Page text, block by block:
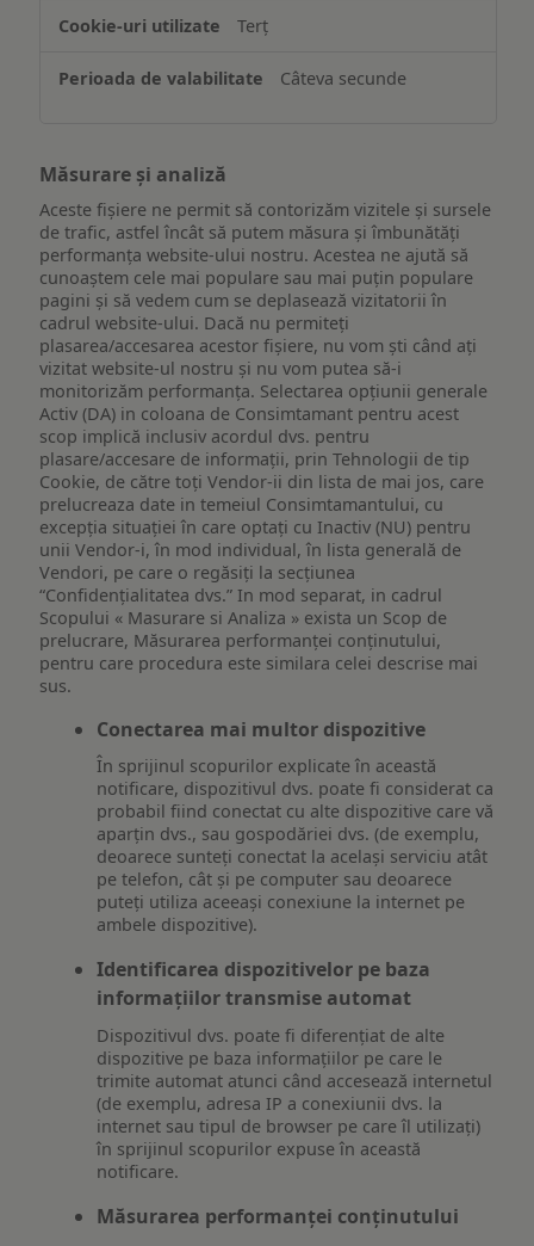
Terț
Câteva secunde
Măsurare și analiză
Aceste fișiere ne permit să contorizăm vizitele și sursele
de trafic, astfel încât să putem măsura și îmbunătăți
performanța website-ului nostru. Acestea ne ajută să
cunoaștem cele mai populare sau mai puțin populare
pagini și să vedem cum se deplasează vizitatorii în
cadrul website-ului. Dacă nu permiteți
plasarea/accesarea acestor fișiere, nu vom ști când ați
vizitat website-ul nostru și nu vom putea să-i
monitorizăm performanța. Selectarea opțiunii generale
Activ (DA) in coloana de Consimtamant pentru acest
scop implică inclusiv acordul dvs. pentru
plasare/accesare de informații, prin Tehnologii de tip
Cookie, de către toți Vendor-ii din lista de mai jos, care
prelucreaza date in temeiul Consimtamantului, cu
excepția situației în care optați cu Inactiv (NU) pentru
unii Vendor-i, în mod individual, în lista generală de
Vendori, pe care o regăsiți la secțiunea
“Confidențialitatea dvs.” In mod separat, in cadrul
Scopului « Masurare si Analiza » exista un Scop de
prelucrare, Măsurarea performanței conținutului,
pentru care procedura este similara celei descrise mai
sus.
Conectarea mai multor dispozitive
În sprijinul scopurilor explicate în această
notificare, dispozitivul dvs. poate fi considerat ca
probabil fiind conectat cu alte dispozitive care vă
aparțin dvs., sau gospodăriei dvs. (de exemplu,
deoarece sunteți conectat la același serviciu atât
pe telefon, cât și pe computer sau deoarece
puteți utiliza aceeași conexiune la internet pe
ambele dispozitive).
Identificarea dispozitivelor pe baza
informațiilor transmise automat
Dispozitivul dvs. poate fi diferențiat de alte
dispozitive pe baza informațiilor pe care le
trimite automat atunci când accesează internetul
(de exemplu, adresa IP a conexiunii dvs. la
internet sau tipul de browser pe care îl utilizați)
în sprijinul scopurilor expuse în această
notificare.
Măsurarea performanței conținutului